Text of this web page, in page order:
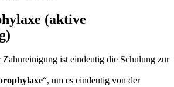
(aktive
ist eindeutig die Schulung zur
“, um es eindeutig von der